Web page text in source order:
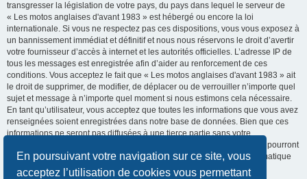
En poursuivant votre navigation sur ce site, vous
acceptez l’utilisation de cookies vous permettant
transgresser la législation de votre pays, du pays dans lequel le serveur de
« Les motos anglaises d'avant 1983 » est hébergé ou encore la loi
internationale. Si vous ne respectez pas ces dispositions, vous vous exposez à
un bannissement immédiat et définitif et nous nous réservons le droit d’avertir
votre fournisseur d’accès à internet et les autorités officielles. L’adresse IP de
tous les messages est enregistrée afin d’aider au renforcement de ces
conditions. Vous acceptez le fait que « Les motos anglaises d'avant 1983 » ait
le droit de supprimer, de modifier, de déplacer ou de verrouiller n’importe quel
sujet et message à n’importe quel moment si nous estimons cela nécessaire.
En tant qu’utilisateur, vous acceptez que toutes les informations que vous avez
renseignées soient enregistrées dans notre base de données. Bien que ces
informations ne seront pas diffusées à une tierce partie sans votre
consentement, ni « Les motos anglaises d'avant 1983 », ni phpBB, ne pourront
être tenus comme responsables en cas de tentative de piratage informatique
visant à compromettre vos données.